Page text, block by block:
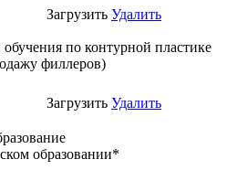
Загрузить Удалить
по контурной пластике
филлеров)
Загрузить Удалить
образовании*